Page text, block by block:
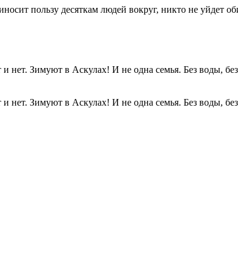
пользу десяткам людей вокруг, никто не уйдет
нет. Зимуют в Аскулах! И не одна семья. Без воды,
нет. Зимуют в Аскулах! И не одна семья. Без воды,